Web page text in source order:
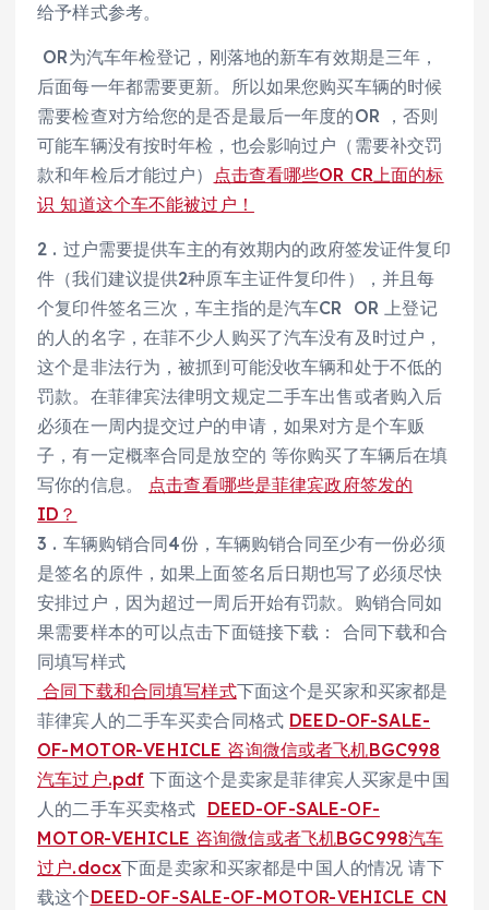
给予样式参考。
OR为汽车年检登记，刚落地的新车有效期是三年，
后面每一年都需要更新。所以如果您购买车辆的时候
需要检查对方给您的是否是最后一年度的OR ，否则
可能车辆没有按时年检，也会影响过户（需要补交罚
款和年检后才能过户）
点击查看哪些OR CR上面的标
识 知道这个车不能被过户！
2 . 过户需要提供车主的有效期内的政府签发证件复印
件（我们建议提供2种原车主证件复印件），并且每
个复印件签名三次，车主指的是汽车CR OR 上登记
的人的名字，在菲不少人购买了汽车没有及时过户，
这个是非法行为，被抓到可能没收车辆和处于不低的
罚款。在菲律宾法律明文规定二手车出售或者购入后
必须在一周内提交过户的申请，如果对方是个车贩
子，有一定概率合同是放空的 等你购买了车辆后在填
写你的信息。 点击查看哪些是菲律宾政府签发的
ID？
3 . 车辆购销合同4份，车辆购销合同至少有一份必须
是签名的原件，如果上面签名后日期也写了必须尽快
安排过户，因为超过一周后开始有罚款。购销合同如
果需要样本的可以点击下面链接下载： 合同下载和合
同填写样式
合同下载和合同填写样式下面这个是买家和买家都是
菲律宾人的二手车买卖合同格式 DEED-OF-SALE-
OF-MOTOR-VEHICLE 咨询微信或者飞机BGC998
汽车过户.pdf 下面这个是卖家是菲律宾人买家是中国
人的二手车买卖格式 DEED-OF-SALE-OF-
MOTOR-VEHICLE 咨询微信或者飞机BGC998汽车
过户.docx下面是卖家和买家都是中国人的情况 请下
载这个DEED-OF-SALE-OF-MOTOR-VEHICLE CN